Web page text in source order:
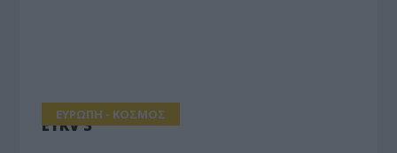
ΕΥΡΩΠΗ - ΚΟΣΜΟΣ
EYRV 3